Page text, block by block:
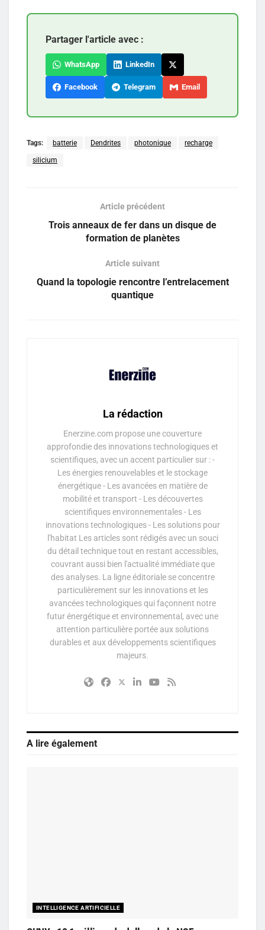
Partager l'article avec :
WhatsApp LinkedIn
Facebook Telegram Email
Tags: batterie Dendrites photonique recharge
silicium
Article précédent
Trois anneaux de fer dans un disque de
formation de planètes
Article suivant
Quand la topologie rencontre l’entrelacement
quantique
La rédaction
Enerzine.com propose une couverture
approfondie des innovations technologiques et
scientifiques, avec un accent particulier sur : -
Les énergies renouvelables et le stockage
énergétique - Les avancées en matière de
mobilité et transport - Les découvertes
scientifiques environnementales - Les
innovations technologiques - Les solutions pour
l'habitat Les articles sont rédigés avec un souci
du détail technique tout en restant accessibles,
couvrant aussi bien l'actualité immédiate que
des analyses. La ligne éditoriale se concentre
particulièrement sur les innovations et les
avancées technologiques qui façonnent notre
futur énergétique et environnemental, avec une
attention particulière portée aux solutions
durables et aux développements scientifiques
majeurs.
A lire également
INTELLIGENCE ARTIFICIELLE